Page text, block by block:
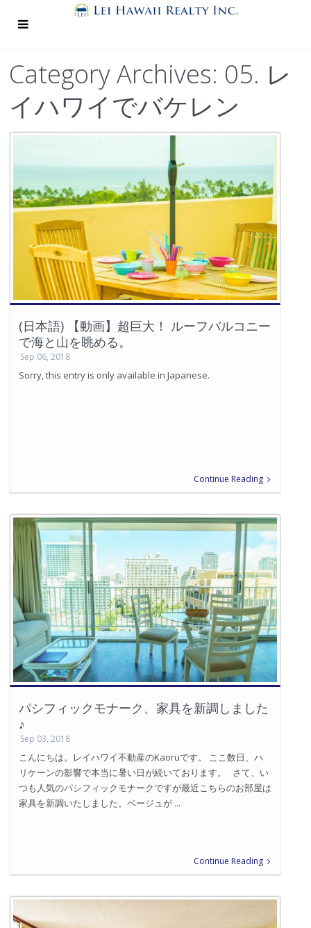
Category Archives: 05. レ
イハワイでバケレン
(日本語) 【動画】超巨大！ ルーフバルコニー
で海と山を眺める。
Sep 06, 2018
Sorry, this entry is only available in Japanese.
Continue Reading
パシフィックモナーク、家具を新調しました
♪
Sep 03, 2018
こんにちは。レイハワイ不動産のKaoruです。 ここ数日、ハ
リケーンの影響で本当に暑い日が続いております。 さて、い
つも人気のパシフィックモナークですが最近こちらのお部屋は
家具を新調いたしました。ベージュが ...
Continue Reading